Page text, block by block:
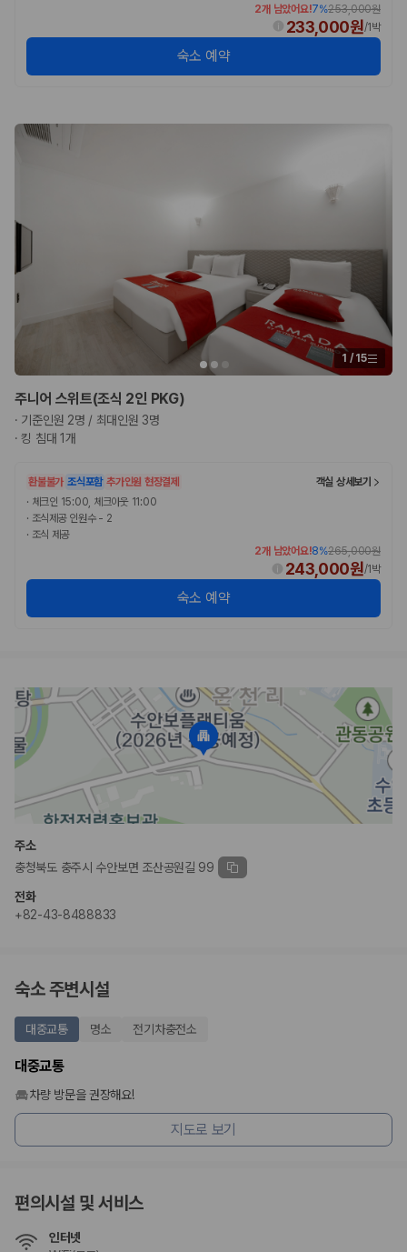
2개 남았어요!7%253,000원
233,000원/1박
숙소 예약
1 / 15
주니어 스위트(조식 2인 PKG)
· 기준인원 2명 / 최대인원 3명
·킹 침대 1개
환불불가 조식포함 추가인원 현장결제
객실 상세보기
· 체크인 15:00, 체크아웃 11:00
· 조식제공 인원수 - 2
· 조식 제공
2개 남았어요!8%265,000원
243,000원/1박
숙소 예약
주소
충청북도 충주시 수안보면 조산공원길 99
전화
+82-43-8488833
숙소 주변시설
대중교통 명소 전기차충전소
대중교통
차량 방문을 권장해요!
지도로 보기
편의시설 및 서비스
인터넷